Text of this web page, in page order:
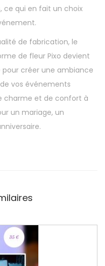
ce qui en fait un choix
de fabrication, le
de fleur Pixo devient
créer une ambiance
vos événements
charme et de confort à
un mariage, un